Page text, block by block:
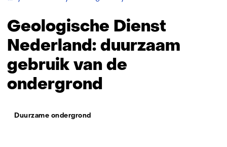
Nederland:
duurzaam
van
de
ondergrond
Geologische Dienst
Nederland: duurzaam
gebruik van de
ondergrond
Thema:
Duurzame ondergrond